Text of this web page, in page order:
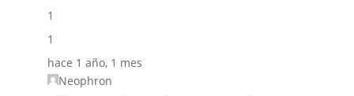
1
1
hace 1 año, 1 mes
Neophron